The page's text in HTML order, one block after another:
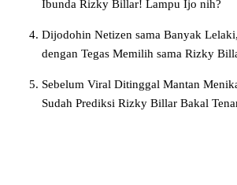
Ibunda Rizky Billar! Lampu Ijo nih?
Dijodohin Netizen sama Banyak
dengan Tegas Memilih sama Rizky
Sebelum Viral Ditinggal Mantan
Sudah Prediksi Rizky Billar Bakal